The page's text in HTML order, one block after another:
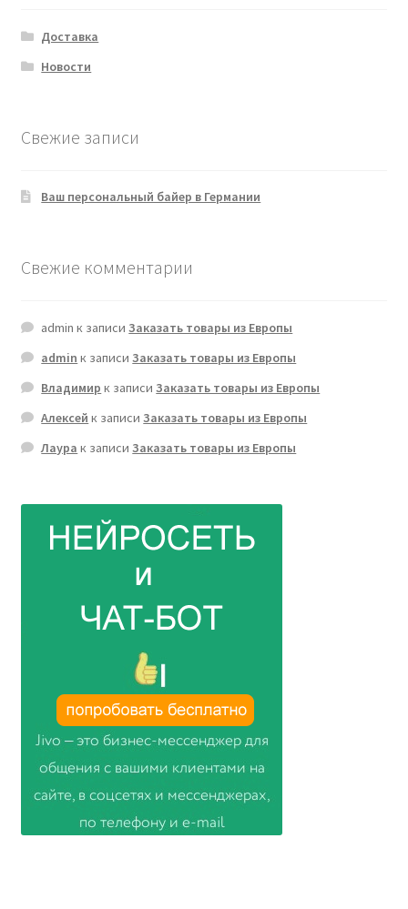
Доставка
Новости
Свежие записи
Ваш персональный байер в Германии
Свежие комментарии
admin к записиЗаказать товары из Европы
admin к записиЗаказать товары из Европы
Владимир к записиЗаказать товары из Европы
Алексей к записиЗаказать товары из Европы
Лаура к записиЗаказать товары из Европы